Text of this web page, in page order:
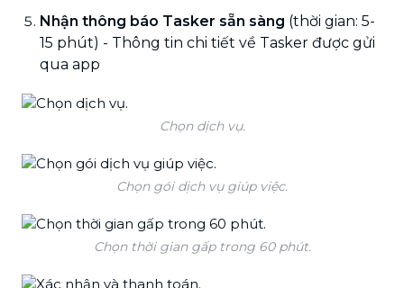
Nhận thông báo Tasker sẵn sàng (thời gian: 5-
15 phút) - Thông tin chi tiết về Tasker được gửi
qua app
Chọn dịch vụ.
Chọn gói dịch vụ giúp việc.
Chọn thời gian gấp trong 60 phút.